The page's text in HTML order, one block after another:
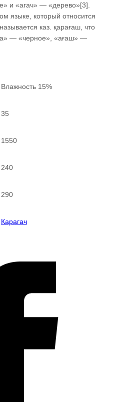
и «агач» — «дерево»[3].
языке, который относится
каз. қарағаш, что
— «черное», «ағаш» —
Влажность 15%
35
1550
240
290
Карагач